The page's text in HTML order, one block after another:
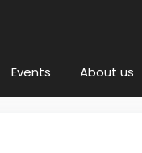
Events About us